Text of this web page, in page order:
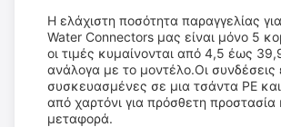
Η ελάχιστη ποσότητα παραγγελίας
Water Connectors μας είναι μόνο 5
οι τιμές κυμαίνονται από 4,5 έως
ανάλογα με το μοντέλο.Οι συνδέσεις
συσκευασμένες σε μια τσάντα PE
από χαρτόνι για πρόσθετη προστασία
μεταφορά.